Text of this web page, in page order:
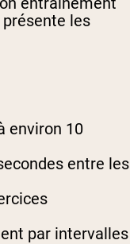
les
environ 10
entre les
par intervalles